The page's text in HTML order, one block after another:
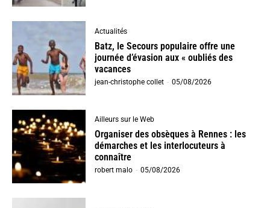
Actualités
Batz, le Secours populaire offre une
journée d’évasion aux « oubliés des
vacances
jean-christophe collet - 05/08/2026
Ailleurs sur le Web
Organiser des obsèques à Rennes : les
démarches et les interlocuteurs à
connaître
robert malo - 05/08/2026